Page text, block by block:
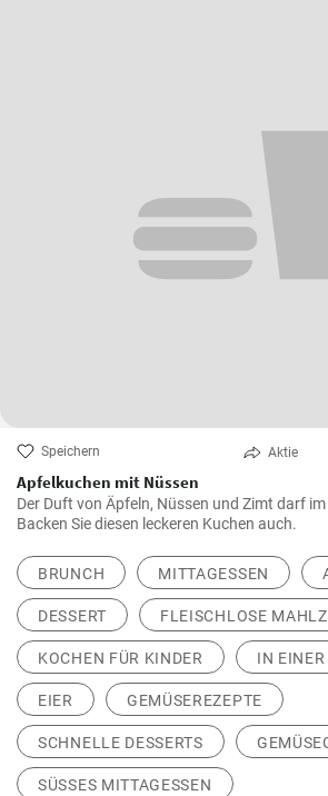
Speichern Aktie
Apfelkuchen mit Nüssen
Der Duft von Äpfeln, Nüssen und Zimt darf
Backen Sie diesen leckeren Kuchen auch.
BRUNCH MITTAGESSEN
DESSERT FLEISCHLOSE
KOCHEN FÜR KINDER IN
EIER GEMÜSEREZEPTE
SCHNELLE DESSERTS
SÜSSES MITTAGESSEN